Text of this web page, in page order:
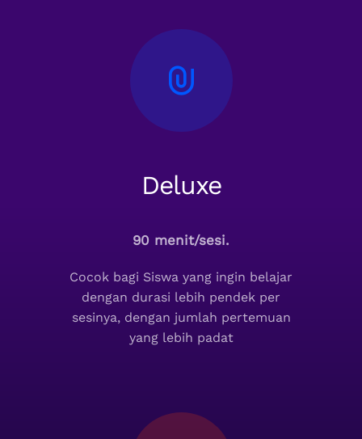
Deluxe
90 menit/sesi.
Cocok bagi Siswa yang ingin belajar
dengan durasi lebih pendek per
sesinya, dengan jumlah pertemuan
yang lebih padat